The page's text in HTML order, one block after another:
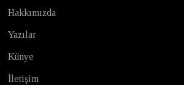
Hakkımızda
Yazılar
Künye
İletişim